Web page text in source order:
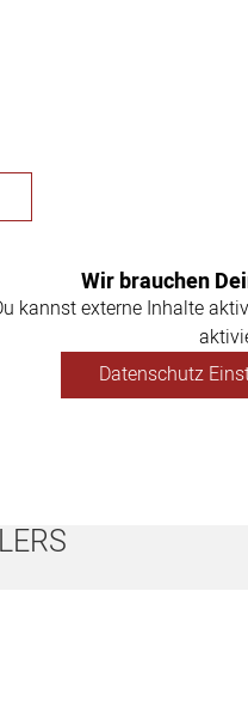
Wir brauchen
kannst externe Inhalte
Datenschutz